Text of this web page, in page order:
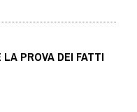
PROVA DEI FATTI